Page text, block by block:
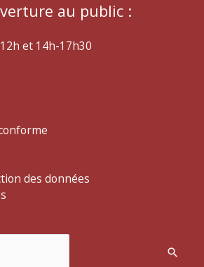
au public :
et 14h-17h30
des données